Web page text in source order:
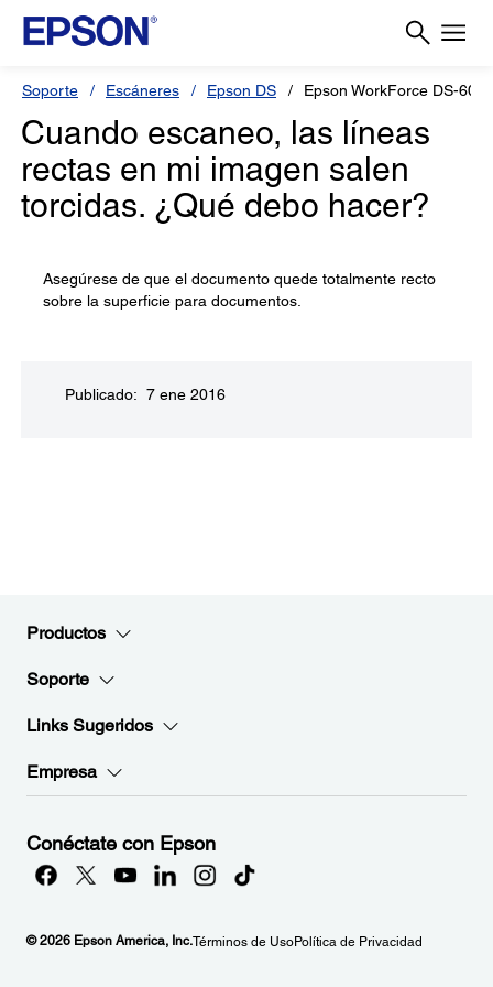
Soporte Escáneres Epson DS Epson WorkForce DS-
Cuando escaneo, las líneas
rectas en mi imagen salen
torcidas. ¿Qué debo hacer?
Asegúrese de que el documento quede totalmente recto
sobre la superficie para documentos.
Publicado: 7 ene 2016
Productos
Soporte
Links Sugeridos
Empresa
Conéctate con Epson
© 2026 Epson America, Inc.Términos de UsoPolítica de Privacidad